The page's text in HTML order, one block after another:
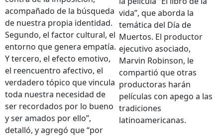
vida”, que aborda la
temática del Día de
Muertos. El productor
ejecutivo asociado,
Marvin Robinson, le
compartió que otras
productoras harán
películas con apego a las
tradiciones
latinoamericanas.
acompañado de la búsqueda
de nuestra propia identidad.
Segundo, el factor cultural, el
entorno que genera empatía.
Y tercero, el efecto emotivo,
el reencuentro afectivo, el
verdadero tópico que vincula
toda nuestra necesidad de
ser recordados por lo bueno
y ser amados por ello”,
detalló, y agregó que “por